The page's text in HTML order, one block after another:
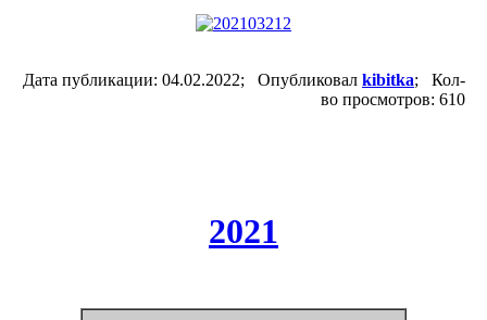
Дата публикации: 04.02.2022; Опубликовал kibitka; Кол-
во просмотров: 610
2021